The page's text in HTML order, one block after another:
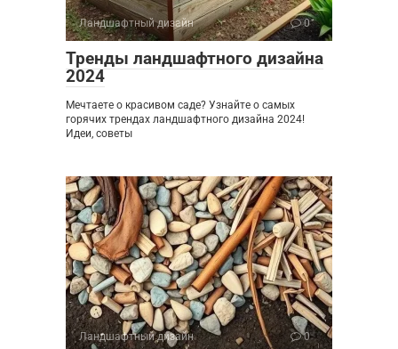
Ландшафтный дизайн 0
Тренды ландшафтного дизайна
2024
Мечтаете о красивом саде? Узнайте о самых
горячих трендах ландшафтного дизайна 2024!
Идеи, советы
Ландшафтный дизайн 0